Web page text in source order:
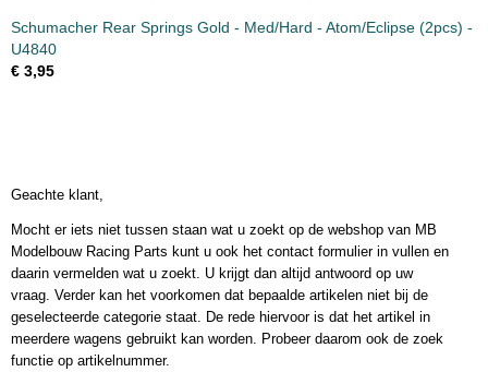
Schumacher Rear Springs Gold - Med/Hard - Atom/Eclipse (2pcs) -
U4840
€ 3,95
Geachte klant,
Mocht er iets niet tussen staan wat u zoekt op de webshop van MB
Modelbouw Racing Parts kunt u ook het contact formulier in vullen en
daarin vermelden wat u zoekt. U krijgt dan altijd antwoord op uw
vraag. Verder kan het voorkomen dat bepaalde artikelen niet bij de
geselecteerde categorie staat. De rede hiervoor is dat het artikel in
meerdere wagens gebruikt kan worden. Probeer daarom ook de zoek
functie op artikelnummer.